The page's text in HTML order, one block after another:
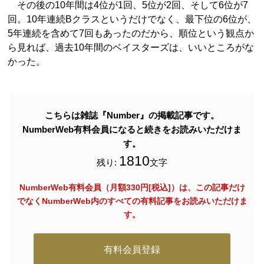
その後の10年間は4位が1回、5位が2回、そして6位が7
回。10年連続Bクラスというだけでなく、最下位の6位が、
5年連続を含めて7回もあったのだから、順位という観点か
ら見れば、過去10年間のベイスターズは、いいところがな
かった。
こちらは雑誌『Number』の掲載記事です。
NumberWeb有料会員になると続きをお読みいただけま
す。
残り: 1810文字
NumberWeb有料会員（月額330円[税込]）は、この記事だけ
でなく NumberWeb内のすべての有料記事をお読みいただけま
す。
有料会員登録